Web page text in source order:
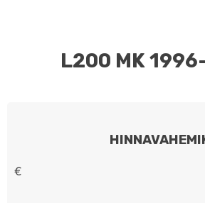
L200 MK
€